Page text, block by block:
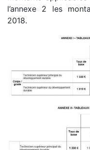
l’annexe 2 les
2018.